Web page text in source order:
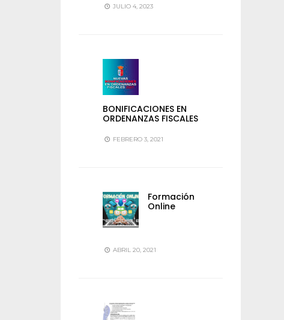
JULIO 4, 2023
BONIFICACIONES EN
ORDENANZAS FISCALES
FEBRERO 3, 2021
Formación
Online
ABRIL 20, 2021